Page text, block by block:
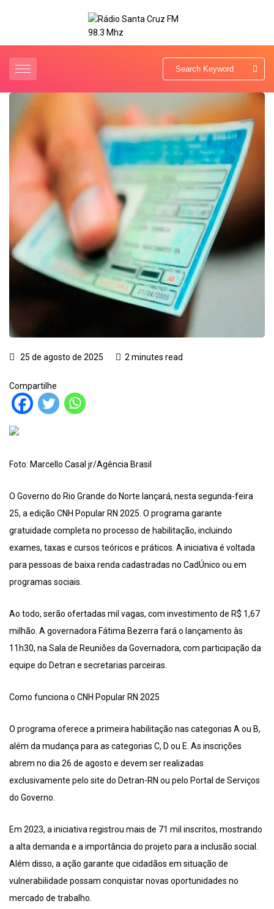
25 de agosto de 2025 2 minutes read
Compartilhe
Foto: Marcello Casal jr/Agência Brasil
O Governo do Rio Grande do Norte lançará, nesta segunda-feira
25, a edição CNH Popular RN 2025. O programa garante
gratuidade completa no processo de habilitação, incluindo
exames, taxas e cursos teóricos e práticos. A iniciativa é voltada
para pessoas de baixa renda cadastradas no CadÚnico ou em
programas sociais.
Ao todo, serão ofertadas mil vagas, com investimento de R$ 1,67
milhão. A governadora Fátima Bezerra fará o lançamento às
11h30, na Sala de Reuniões da Governadora, com participação da
equipe do Detran e secretarias parceiras.
Como funciona o CNH Popular RN 2025
O programa oferece a primeira habilitação nas categorias A ou B,
além da mudança para as categorias C, D ou E. As inscrições
abrem no dia 26 de agosto e devem ser realizadas
exclusivamente pelo site do Detran-RN ou pelo Portal de Serviços
do Governo.
Em 2023, a iniciativa registrou mais de 71 mil inscritos, mostrando
a alta demanda e a importância do projeto para a inclusão social.
Além disso, a ação garante que cidadãos em situação de
vulnerabilidade possam conquistar novas oportunidades no
mercado de trabalho.